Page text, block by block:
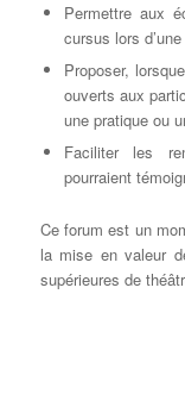
Permettre aux
cursus lors
Proposer,
ouverts aux
une pratique ou
Faciliter les
pourraient
Ce forum est un
la mise en valeur
supérieures de